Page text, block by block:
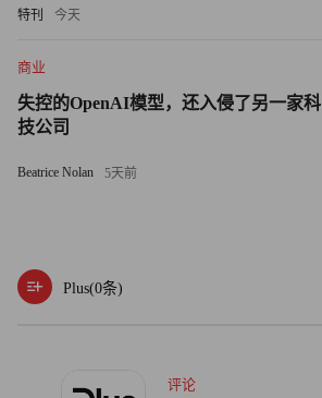
特刊 今天
商业
失控的OpenAI模型，还入侵了另一家科
技公司
Beatrice Nolan 5天前
Plus(0条)
评论